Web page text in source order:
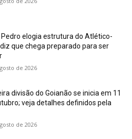
elogia estrutura do Atlético-
diz que chega preparado para ser
de 2026
divisão do Goianão se inicia em 11
veja detalhes definidos pela
de 2026